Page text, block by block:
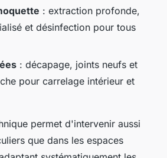
: extraction profonde,
et désinfection pour tous
: décapage, joints neufs et
pour carrelage intérieur et
permet d'intervenir aussi
que dans les espaces